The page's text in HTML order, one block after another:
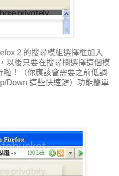
2 的搜尋模組選擇框加入
以後只要在搜尋欄選擇這個模
！（你應該會需要之前低調
Down 這些快速鍵）功能簡單